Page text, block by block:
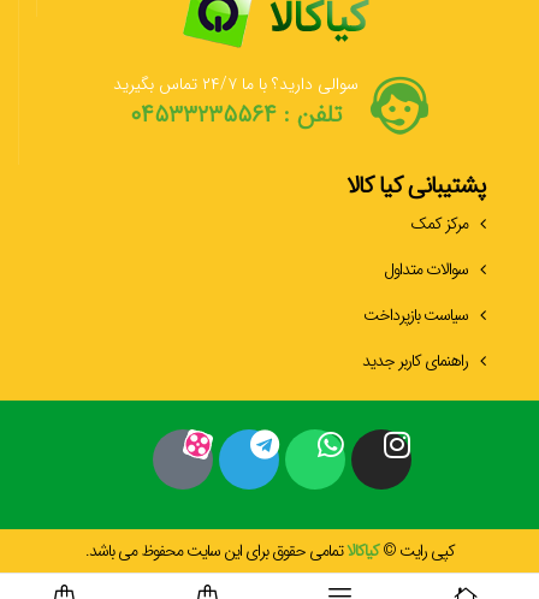
سوالی دارید؟ با ما ۲۴/۷ تماس بگیرید
تلفن : ۰۴۵۳۳۲۳۵۵۶۴
پشتیبانی کیا کالا
مرکز کمک
سوالات متداول
سیاست بازپرداخت
راهنمای کاربر جدید
کپی رایت ©کیاکالاتمامی حقوق برای این سایت محفوظ می باشد.